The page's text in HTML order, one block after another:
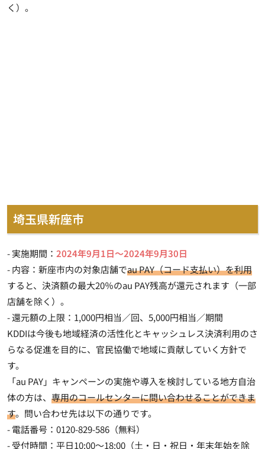
く）。
埼玉県新座市
- 実施期間： 2024年9月1日～2024年9月30日
- 内容：新座市内の対象店舗でau PAY（コード支払い）を利用
すると、決済額の最大20％のau PAY残高が還元されます（一部
店舗を除く）。
- 還元額の上限：1,000円相当／回、5,000円相当／期間
KDDIは今後も地域経済の活性化とキャッシュレス決済利用のさ
らなる促進を目的に、官民協働で地域に貢献していく方針で
す。
「au PAY」キャンペーンの実施や導入を検討している地方自治
体の方は、 専用のコールセンターに問い合わせることができま
す。問い合わせ先は以下の通りです。
- 電話番号：0120-829-586（無料）
- 受付時間：平日10:00～18:00（土・日・祝日・年末年始を除